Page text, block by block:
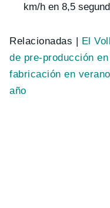
km/h en 8,5
Relacionadas | El
de pre-producción
fabricación en
año